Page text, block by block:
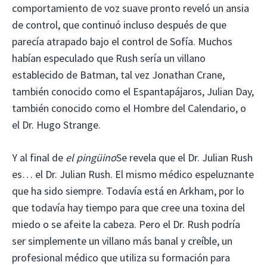
comportamiento de voz suave pronto reveló un ansia
de control, que continuó incluso después de que
parecía atrapado bajo el control de Sofía. Muchos
habían especulado que Rush sería un villano
establecido de Batman, tal vez Jonathan Crane,
también conocido como el Espantapájaros, Julian Day,
también conocido como el Hombre del Calendario, o
el Dr. Hugo Strange.
Y al final de el pingüinoSe revela que el Dr. Julian Rush
es… el Dr. Julian Rush. El mismo médico espeluznante
que ha sido siempre. Todavía está en Arkham, por lo
que todavía hay tiempo para que cree una toxina del
miedo o se afeite la cabeza. Pero el Dr. Rush podría
ser simplemente un villano más banal y creíble, un
profesional médico que utiliza su formación para